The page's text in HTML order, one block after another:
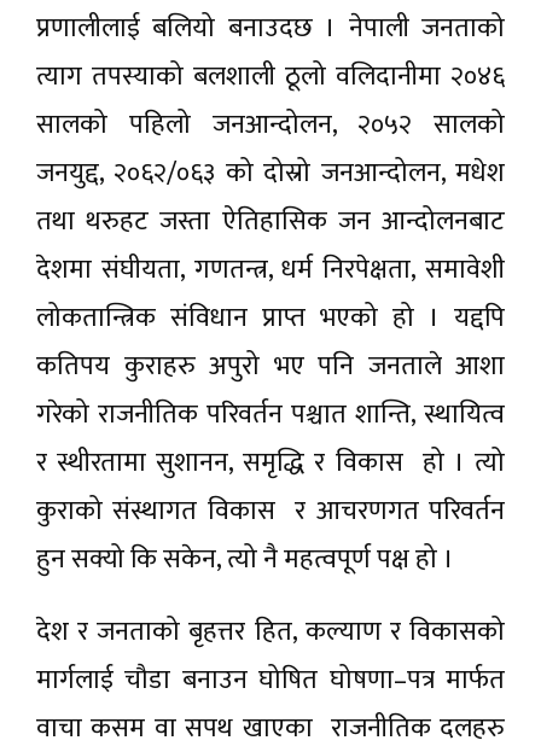
प्रणालीलाई बलियो बनाउदछ । नेपाली जनताको
त्याग तपस्याको बलशाली ठूलो वलिदानीमा २०४६
सालको पहिलो जनआन्दोलन, २०५२ सालको
जनयुद्द, २०६२/०६३ को दोस्रो जनआन्दोलन, मधेश
तथा थरुहट जस्ता ऐतिहासिक जन आन्दोलनबाट
देशमा संघीयता, गणतन्त्र, धर्म निरपेक्षता, समावेशी
लोकतान्त्रिक संविधान प्राप्त भएको हो । यद्दपि
कतिपय कुराहरु अपुरो भए पनि जनताले आशा
गरेको राजनीतिक परिवर्तन पश्चात शान्ति, स्थायित्व
र स्थीरतामा सुशानन, समृद्धि र विकास हो । त्यो
कुराको संस्थागत विकास र आचरणगत परिवर्तन
हुन सक्यो कि सकेन, त्यो नै महत्वपूर्ण पक्ष हो ।
देश र जनताको बृहत्तर हित, कल्याण र विकासको
मार्गलाई चौडा बनाउन घोषित घोषणा–पत्र मार्फत
वाचा कसम वा सपथ खाएका राजनीतिक दलहरु